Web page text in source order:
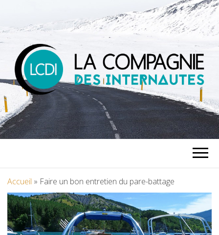
LA
COMPAGNIE
DES
INTERNAUTES
Accueil » Faire un bon entretien du pare-battage